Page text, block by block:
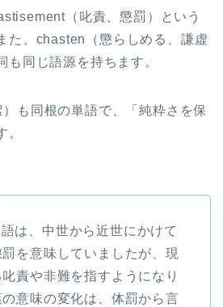
（叱責、懲罰）という
た、chasten（懲らしめる、謙虚
も同じ語源を持ちます。
も同根の単語で、「純粋さを保
。
は、中世から近世にかけて
を意味していましたが、現
責や非難を指すようになり
意味の変化は、体罰から言